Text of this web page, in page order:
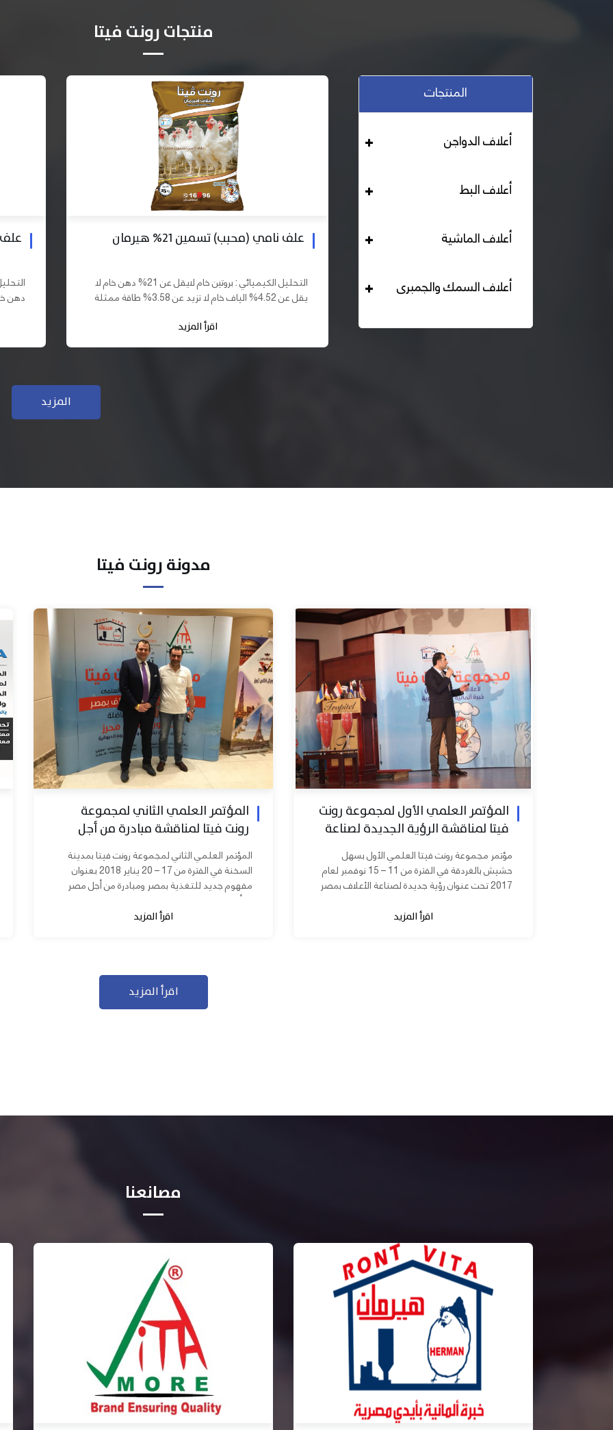
منتجات رونت فيتا
المنتجات
أعلاف الدواجن
أعلاف البط
أعلاف الماشية
أعلاف السمك والجمبرى
علف علف بادي نامي تسمين 19% هيرمان
التحليل الكيميائي : بروتين خام لايقل عن 19% دهن خام لا
يقل عن 10% الياف خام لا تزيد عن 3.70% طاقة ممثلة لا
اقرأ المزيد
علف دواجن بياض محبب 16% هيرمان
التحليل الكيميائي : بروتين خام لايقل عن 16% دهن خام لا
يقل عن 2,84% الياف خام لا تزيد عن 2.24% طاقة ممثلة
اقرأ المزيد
المزيد
مدونة رونت فيتا
المؤتمر العلمي الأول لمجموعة رونت
فيتا لمناقشة الرؤية الجديدة لصناعة
الأعلاف بمصر
مؤتمر مجموعة رونت فيتا العلمي الأول بسهل
حشيش بالغردقة في الفترة من 11 – 15 نوفمبر لعام
2017 تحت عنوان رؤية جديدة لصناعة الأعلاف بمصر
اقرأ المزيد
المؤتمر العلمي الثاني لمجموعة
رونت فيتا لمناقشة مبادرة من أجل
مصر ابدأ مشروعك
المؤتمر العلمي الثاني لمجموعة رونت فيتا بمدينة
السخنة في الفترة من 17 – 20 يناير 2018 بعنوان
مفهوم جديد للتغذية بمصر ومبادرة من أجل مصر
ابدأ مشروعك بحضور عدد كبير من...
اقرأ المزيد
اقرأ المزيد
مصانعنا